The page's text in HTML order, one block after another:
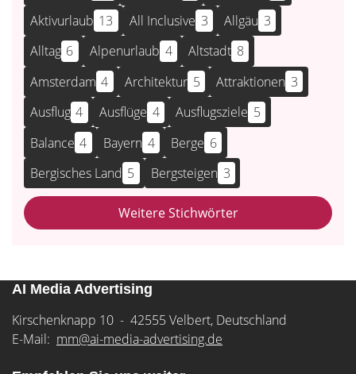
Aktivurlaub 13 All Inclusive 3 Allgäu 3
Alltag 6 Alpenurlaub 4 Altstadt 8
Amsterdam 4 Architektur 5 Attraktionen 3
Ausflug 4 Ausflüge 4 Ausflugsziele 5
Balance 4 Bayern 4 Berge 6
Bergisches Land 5 Bergsteigen 3
Weitere Stichwörter
AI Media Advertising
Kirschenknapp 10 - 42555 Velbert, Deutschland
E-Mail: mm@ai-media-advertising.de